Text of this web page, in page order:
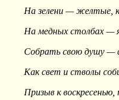
На зелени — желтые,
На медных столбах —
Собрать свою душу —
Как свет и стволы
Призыв к